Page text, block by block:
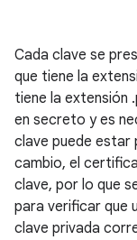
Cada clave se
que tiene la
tiene la extensión
en secreto y es
clave puede estar
cambio, el
clave, por lo que
para verificar que
clave privada